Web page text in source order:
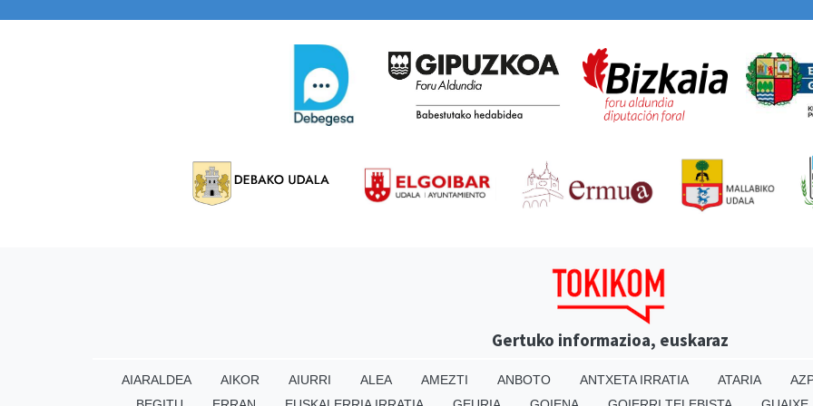
Gertuko informazioa, euskaraz
AIARALDEA AIKOR AIURRI ALEA AMEZTI ANBOTO ANTXETA IRRATIA ATARIA